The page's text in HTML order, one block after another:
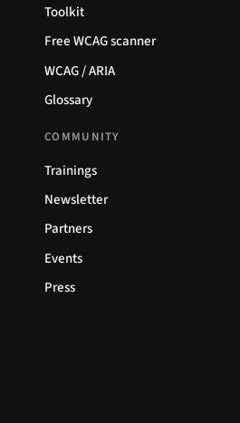
Toolkit
Free WCAG scanner
WCAG / ARIA
Glossary
COMMUNITY
Trainings
Newsletter
Partners
Events
Press